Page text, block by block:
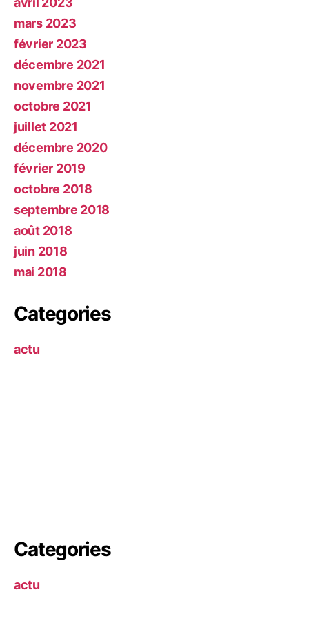
mars 2023
février 2023
décembre 2021
novembre 2021
octobre 2021
juillet 2021
décembre 2020
février 2019
octobre 2018
septembre 2018
août 2018
juin 2018
mai 2018
Categories
actu
Categories
actu